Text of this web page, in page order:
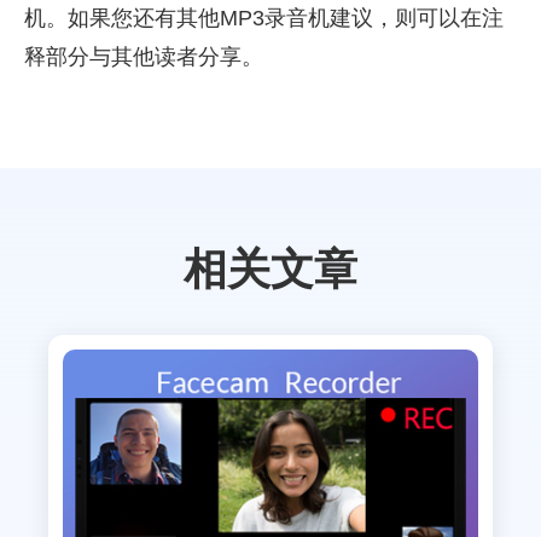
机。如果您还有其他MP3录音机建议，则可以在注
释部分与其他读者分享。
相关文章